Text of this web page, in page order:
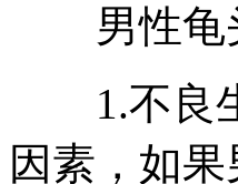
男性龟
1.不良生
因素，如